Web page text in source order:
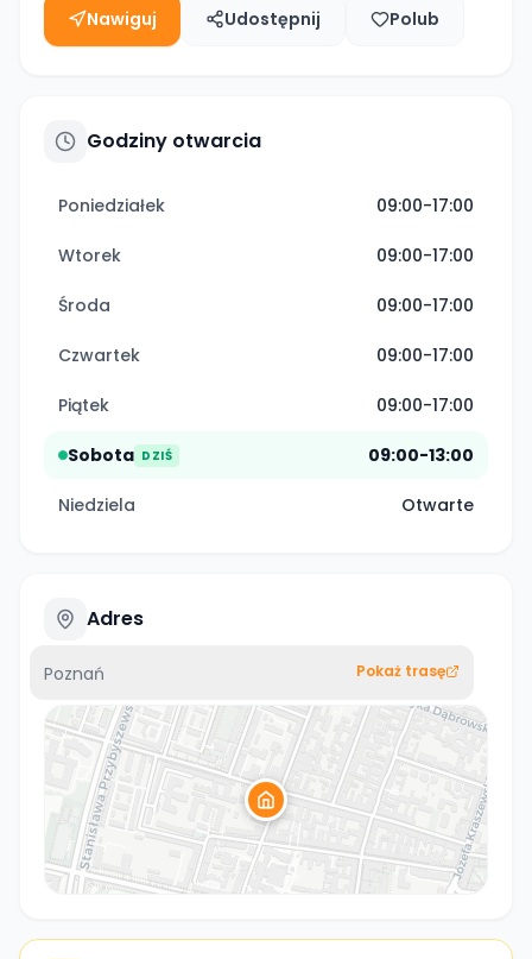
Nawiguj Udostępnij Polub
Godziny otwarcia
Poniedziałek 09:00-17:00
Wtorek 09:00-17:00
Środa 09:00-17:00
Czwartek 09:00-17:00
Piątek 09:00-17:00
Sobota DZIŚ 09:00-13:00
Niedziela Otwarte
Adres
Poznań Pokaż trasę